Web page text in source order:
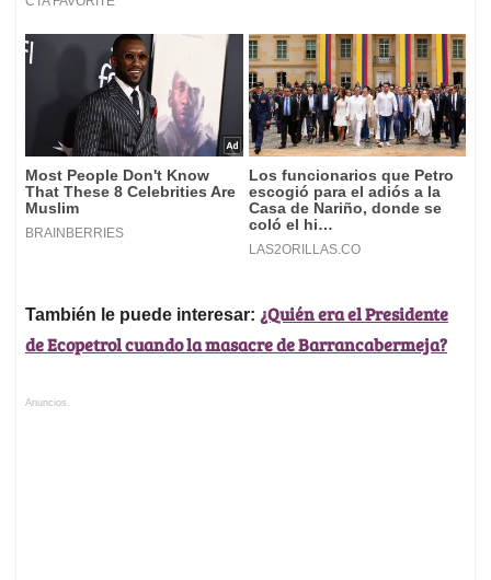
También le puede interesar: ¿Quién era el Presidente
de Ecopetrol cuando la masacre de Barrancabermeja?
Anuncios.